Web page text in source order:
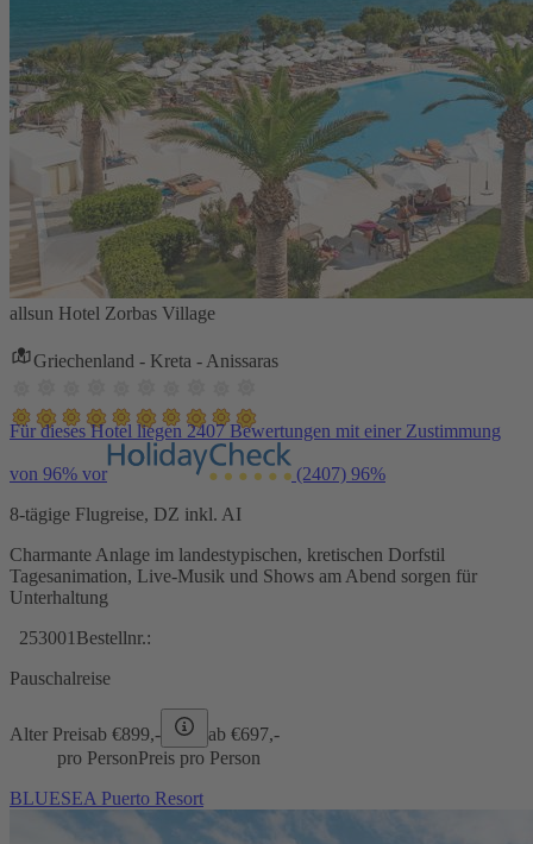
allsun Hotel Zorbas Village
Griechenland - Kreta - Anissaras
Für dieses Hotel liegen 2407 Bewertungen mit einer Zustimmung
von 96% vor (2407) 96%
8-tägige Flugreise, DZ inkl. AI
Charmante Anlage im landestypischen, kretischen Dorfstil
Tagesanimation, Live-Musik und Shows am Abend sorgen für
Unterhaltung
253001 Bestellnr.:
Pauschalreise
Alter Preisab €899,- ab €697,-
pro PersonPreis pro Person
BLUESEA Puerto Resort